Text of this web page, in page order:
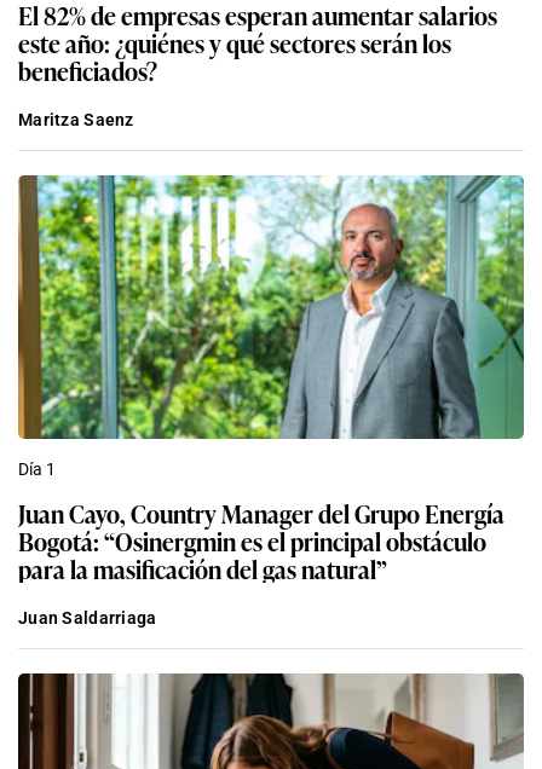
El 82% de empresas esperan aumentar salarios
este año: ¿quiénes y qué sectores serán los
beneficiados?
Maritza Saenz
Día 1
Juan Cayo, Country Manager del Grupo Energía
Bogotá: “Osinergmin es el principal obstáculo
para la masificación del gas natural”
Juan Saldarriaga